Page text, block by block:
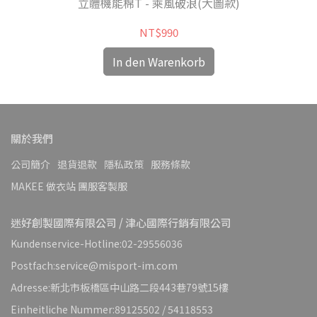
NT$990
In den Warenkorb
關於我們
公司簡介 退貨退款 隱私政策 服務條款
MAKEE 做衣站 團服客製服
迷好創製國際有限公司 / 津心國際行銷有限公司
Kundenservice-Hotline:02-29556036
Postfach:service@misport-im.com
Adresse:新北市板橋區中山路二段443巷79號15樓
Einheitliche Nummer:89125502 / 54118553